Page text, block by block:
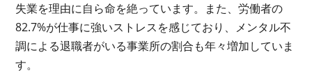
失業を理由に自ら命を絶っています。また、労働者の
82.7%が仕事に強いストレスを感じており、メンタル不
調による退職者がいる事業所の割合も年々増加していま
す。